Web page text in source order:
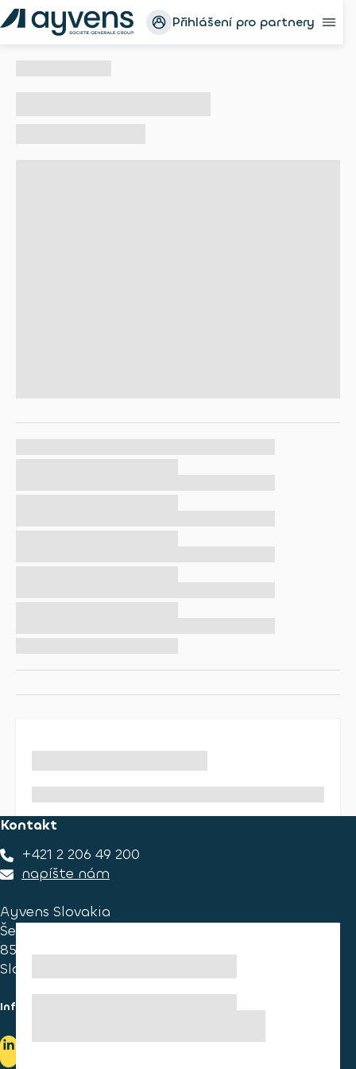
Přihlášení pro partnery
Kontakt
+421 2 206 49 200
napíšte nám
Ayvens Slovakia
Ševčenkova 34
851 01 Bratislava
Slovakia
Informace pro spotřebitele